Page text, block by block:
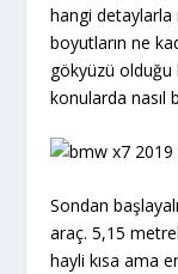
hangi detaylarla
boyutların ne
gökyüzü olduğu
konularda nasıl
Sondan
araç. 5,15
hayli kısa ama